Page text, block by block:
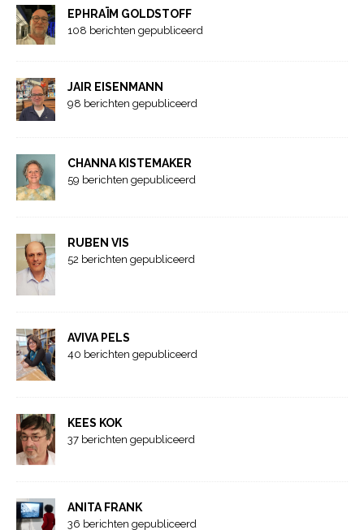
EPHRAÏM GOLDSTOFF
108 berichten gepubliceerd
JAIR EISENMANN
98 berichten gepubliceerd
CHANNA KISTEMAKER
59 berichten gepubliceerd
RUBEN VIS
52 berichten gepubliceerd
AVIVA PELS
40 berichten gepubliceerd
KEES KOK
37 berichten gepubliceerd
ANITA FRANK
36 berichten gepubliceerd